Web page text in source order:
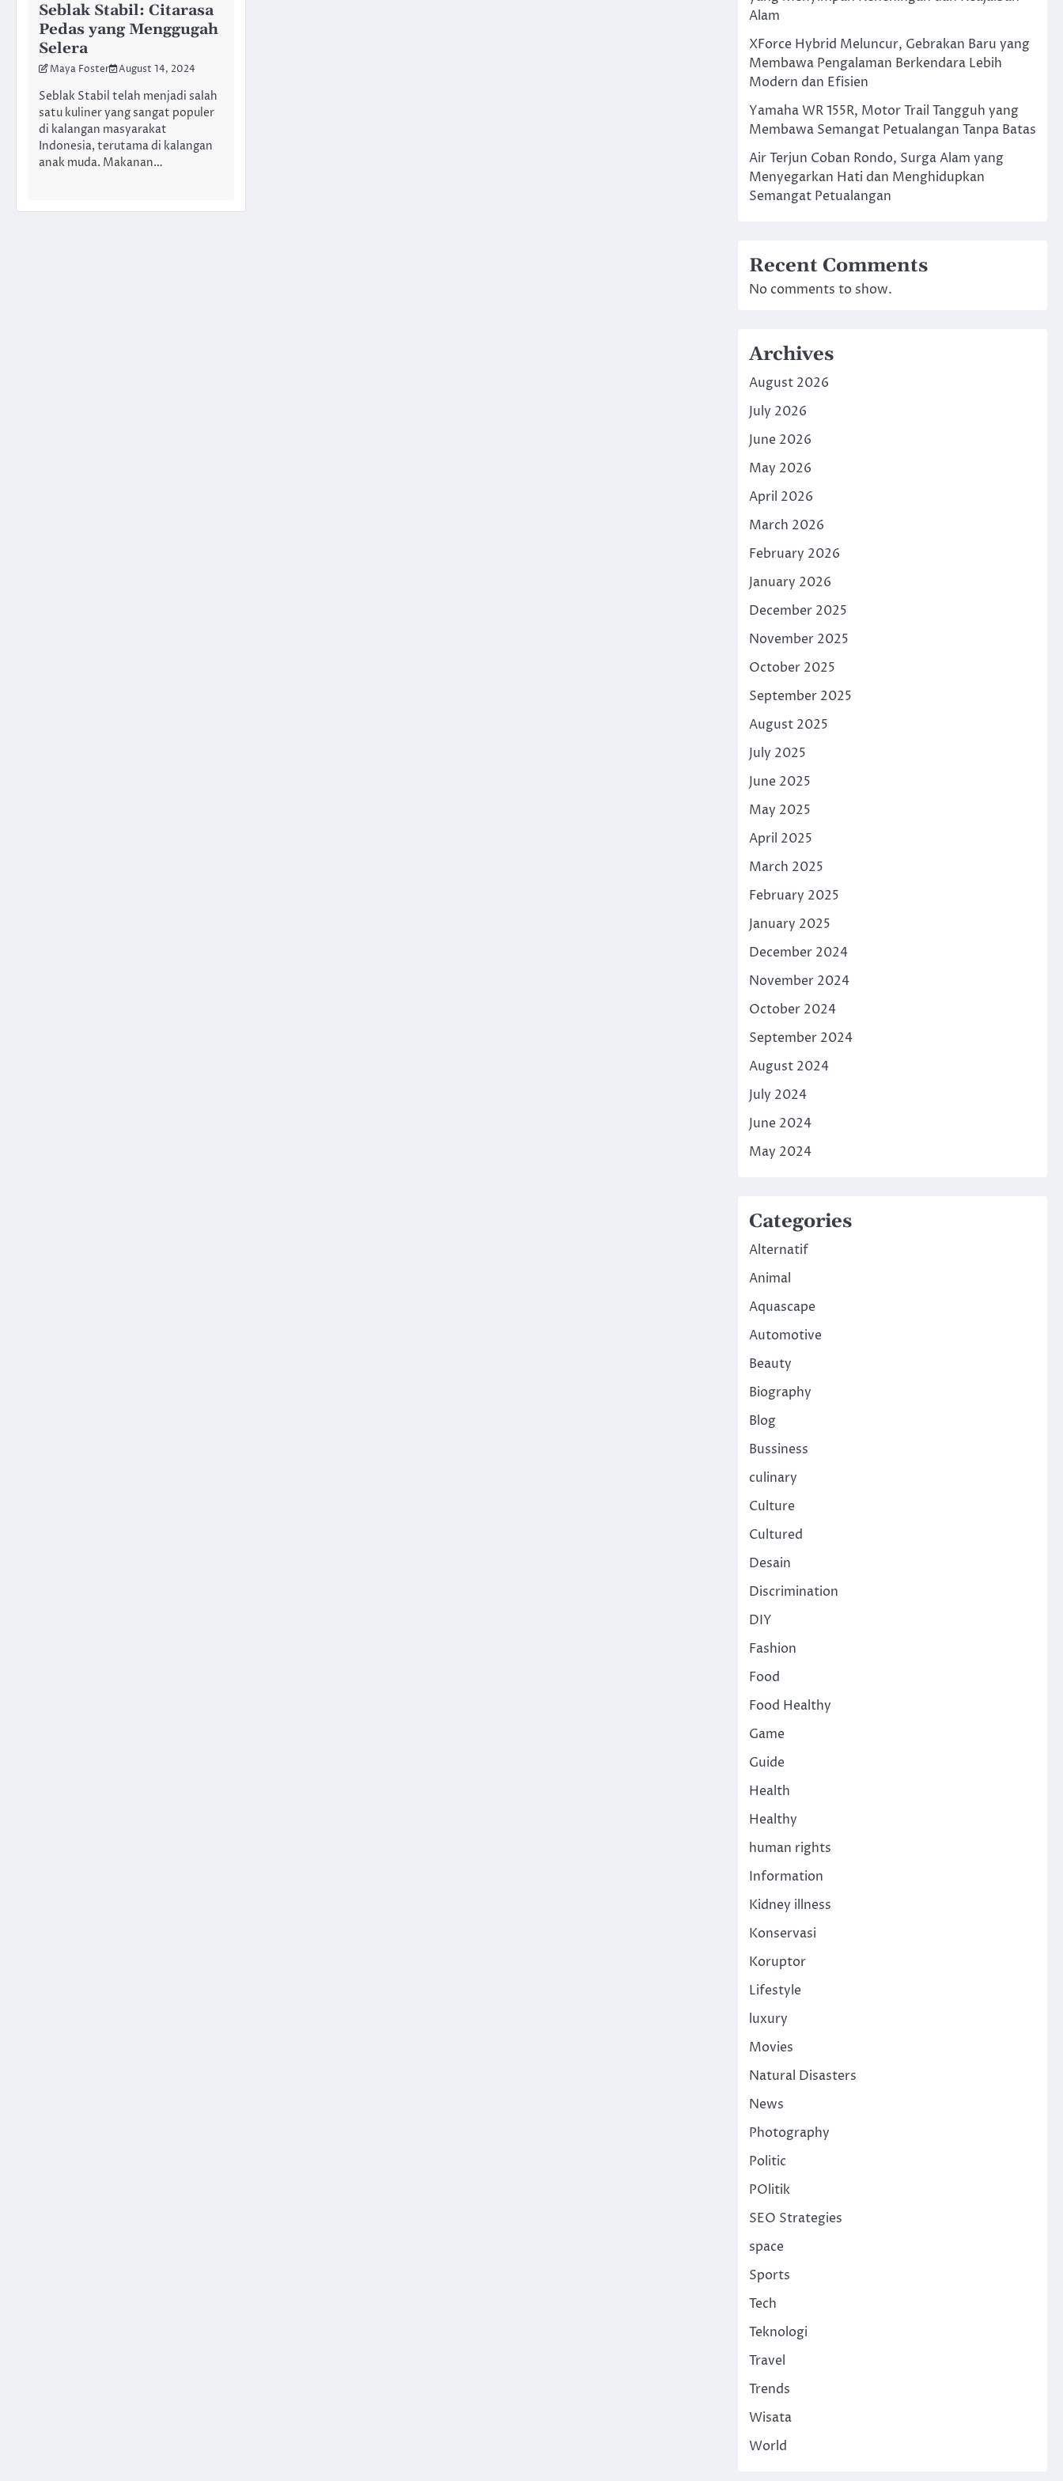
Seblak Stabil: Citarasa
Pedas yang Menggugah
Selera
Maya Foster August 14, 2024
Seblak Stabil telah menjadi salah
satu kuliner yang sangat populer
di kalangan masyarakat
Indonesia, terutama di kalangan
anak muda. Makanan…
Alam
XForce Hybrid Meluncur, Gebrakan Baru yang
Membawa Pengalaman Berkendara Lebih
Modern dan Efisien
Yamaha WR 155R, Motor Trail Tangguh yang
Membawa Semangat Petualangan Tanpa Batas
Air Terjun Coban Rondo, Surga Alam yang
Menyegarkan Hati dan Menghidupkan
Semangat Petualangan
Recent Comments
No comments to show.
Archives
August 2026
July 2026
June 2026
May 2026
April 2026
March 2026
February 2026
January 2026
December 2025
November 2025
October 2025
September 2025
August 2025
July 2025
June 2025
May 2025
April 2025
March 2025
February 2025
January 2025
December 2024
November 2024
October 2024
September 2024
August 2024
July 2024
June 2024
May 2024
Categories
Alternatif
Animal
Aquascape
Automotive
Beauty
Biography
Blog
Bussiness
culinary
Culture
Cultured
Desain
Discrimination
DIY
Fashion
Food
Food Healthy
Game
Guide
Health
Healthy
human rights
Information
Kidney illness
Konservasi
Koruptor
Lifestyle
luxury
Movies
Natural Disasters
News
Photography
Politic
POlitik
SEO Strategies
space
Sports
Tech
Teknologi
Travel
Trends
Wisata
World